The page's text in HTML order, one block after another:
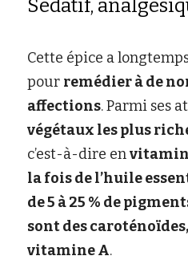
Sédatif,
Cette épice a
pour remédier à de
affections. Parmi ses
végétaux les plus
c’est-à-dire en
la fois de l’huile
de 5 à 25 % de
sont des
vitamine A.